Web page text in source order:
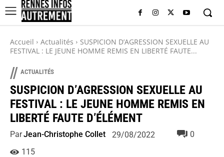
Accueil Actualités
SUSPICION D’AGRESSION SEXUELLE AU
FESTIVAL : LE JEUNE HOMME REMIS EN LIBERTÉ FAUTE...
// ACTUALITÉS
SUSPICION D’AGRESSION SEXUELLE AU
FESTIVAL : LE JEUNE HOMME REMIS EN
LIBERTÉ FAUTE D’ÉLÉMENT
ParJean-Christophe Collet 29/08/2022
0
115